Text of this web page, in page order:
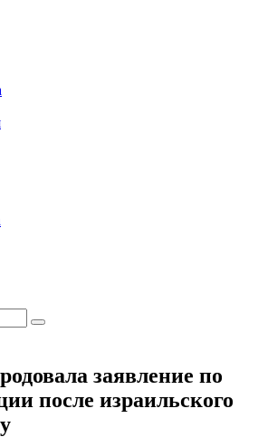
заявление по
после израильского